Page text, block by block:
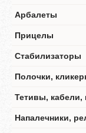
Арбалеты
Прицелы
Стабилизаторы
Полочки,
Тетивы, кабели,
Напалечники,